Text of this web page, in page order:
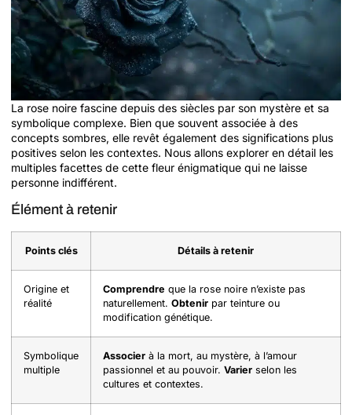
La rose noire fascine depuis des siècles par son mystère et sa
symbolique complexe. Bien que souvent associée à des
concepts sombres, elle revêt également des significations plus
positives selon les contextes. Nous allons explorer en détail les
multiples facettes de cette fleur énigmatique qui ne laisse
personne indifférent.
Élément à retenir
Points clés Détails à retenir
Origine et
réalité
Comprendre que la rose noire n’existe pas
naturellement. Obtenir par teinture ou
modification génétique.
Symbolique
multiple
Associer à la mort, au mystère, à l’amour
passionnel et au pouvoir. Varier selon les
cultures et contextes.